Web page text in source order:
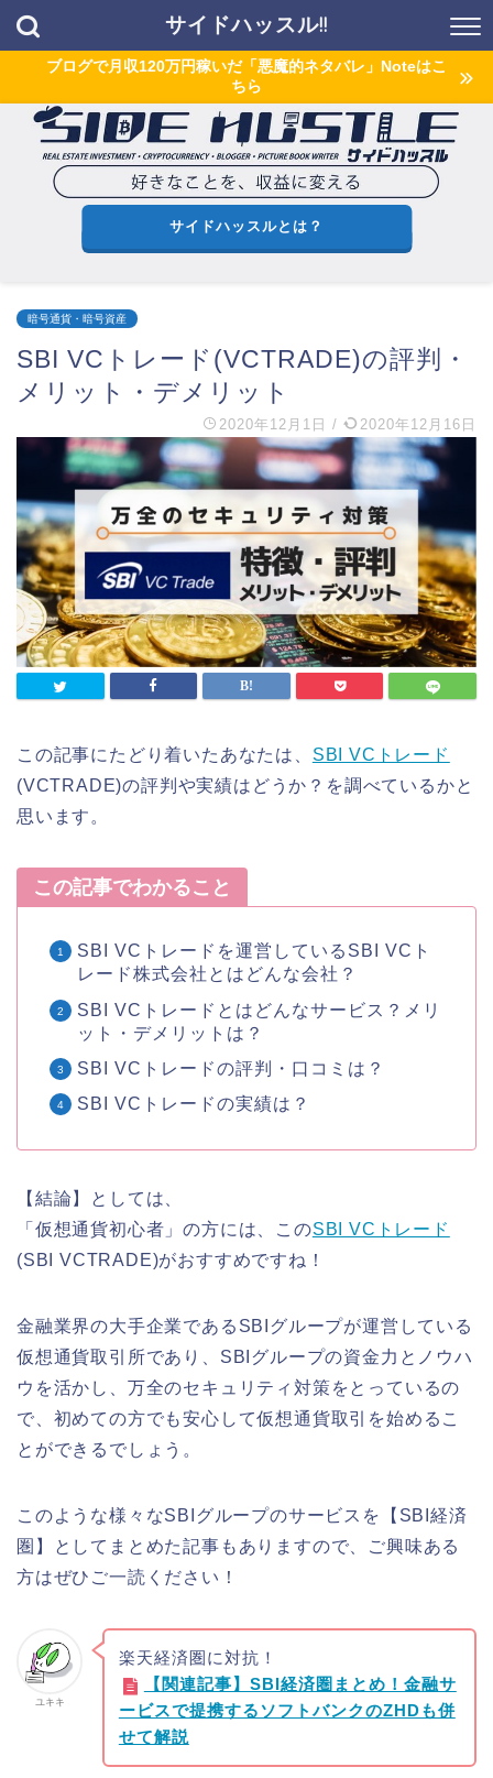
サイドハッスル!!
ブログで月収120万円稼いだ「悪魔的ネタバレ」Noteはこ
ちら
サイドハッスルとは？
暗号通貨・暗号資産
SBI VCトレード(VCTRADE)の評判・
メリット・デメリット
2020年12月1日 / 2020年12月16日
この記事にたどり着いたあなたは、 SBI VCトレード
(VCTRADE)の評判や実績はどうか？を調べているかと
思います。
この記事でわかること
SBI VCトレードを運営しているSBI VCト
レード株式会社とはどんな会社？
SBI VCトレードとはどんなサービス？メリ
ット・デメリットは？
SBI VCトレードの評判・口コミは？
SBI VCトレードの実績は？
【結論】としては、
「仮想通貨初心者」の方には、このSBI VCトレード
(SBI VCTRADE)がおすすめですね！
金融業界の大手企業であるSBIグループが運営している
仮想通貨取引所であり、SBIグループの資金力とノウハ
ウを活かし、万全のセキュリティ対策をとっているの
で、初めての方でも安心して仮想通貨取引を始めるこ
とができるでしょう。
このような様々なSBIグループのサービスを【SBI経済
圏】としてまとめた記事もありますので、ご興味ある
方はぜひご一読ください！
ユキキ
楽天経済圏に対抗！
【関連記事】SBI経済圏まとめ！金融サ
ービスで提携するソフトバンクのZHDも併
せて解説